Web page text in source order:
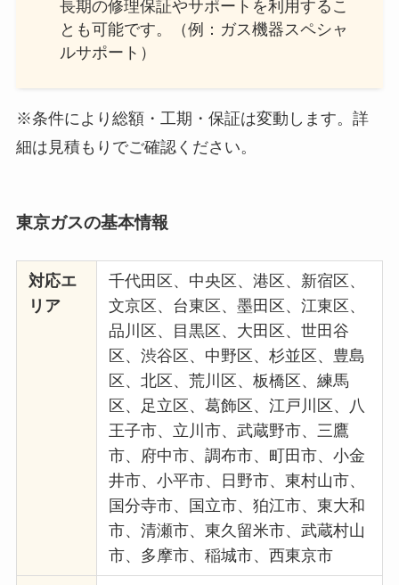
長期の修理保証やサポートを利用するこ
とも可能です。（例：ガス機器スペシャ
ルサポート）
※条件により総額・工期・保証は変動します。詳
細は見積もりでご確認ください。
東京ガスの基本情報
対応エ
リア
千代田区、中央区、港区、新宿区、
文京区、台東区、墨田区、江東区、
品川区、目黒区、大田区、世田谷
区、渋谷区、中野区、杉並区、豊島
区、北区、荒川区、板橋区、練馬
区、足立区、葛飾区、江戸川区、八
王子市、立川市、武蔵野市、三鷹
市、府中市、調布市、町田市、小金
井市、小平市、日野市、東村山市、
国分寺市、国立市、狛江市、東大和
市、清瀬市、東久留米市、武蔵村山
市、多摩市、稲城市、西東京市